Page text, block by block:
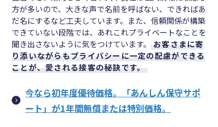
方が多いので、大きな声で名前を呼ばない、できればあ
だ名にするなど工夫しています。また、信頼関係が構築
できていない段階では、あれこれプライベートなことを
聞き出さないように気をつけています。
お客さまに寄
り添いながらもプライバシーに一定の配慮ができる
ことが、愛される接客の秘訣です。
今なら初年度優待価格。「あんしん保守サポ
ート」が1年間無償または特別価格。